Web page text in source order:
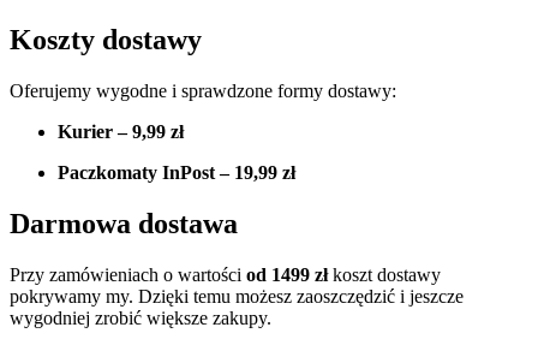
Koszty dostawy
Oferujemy wygodne i sprawdzone formy dostawy:
Kurier – 9,99 zł
Paczkomaty InPost – 19,99 zł
Darmowa dostawa
Przy zamówieniach o wartości od 1499 złkoszt dostawy
pokrywamy my. Dzięki temu możesz zaoszczędzić i jeszcze
wygodniej zrobić większe zakupy.